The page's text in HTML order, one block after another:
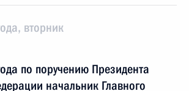
вторник
по поручению Президента
начальник Главного